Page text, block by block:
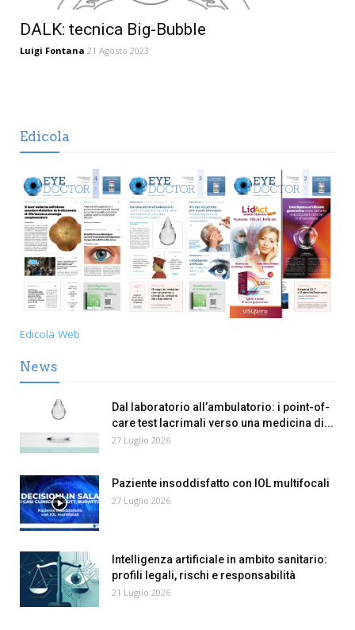
DALK: tecnica Big-Bubble
Luigi Fontana 21 Agosto 2023
Edicola
Edicola Web
News
Dal laboratorio all’ambulatorio: i point-of-
care test lacrimali verso una medicina di...
27 Luglio 2026
Paziente insoddisfatto con IOL multifocali
27 Luglio 2026
Intelligenza artificiale in ambito sanitario:
profili legali, rischi e responsabilità
21 Luglio 2026